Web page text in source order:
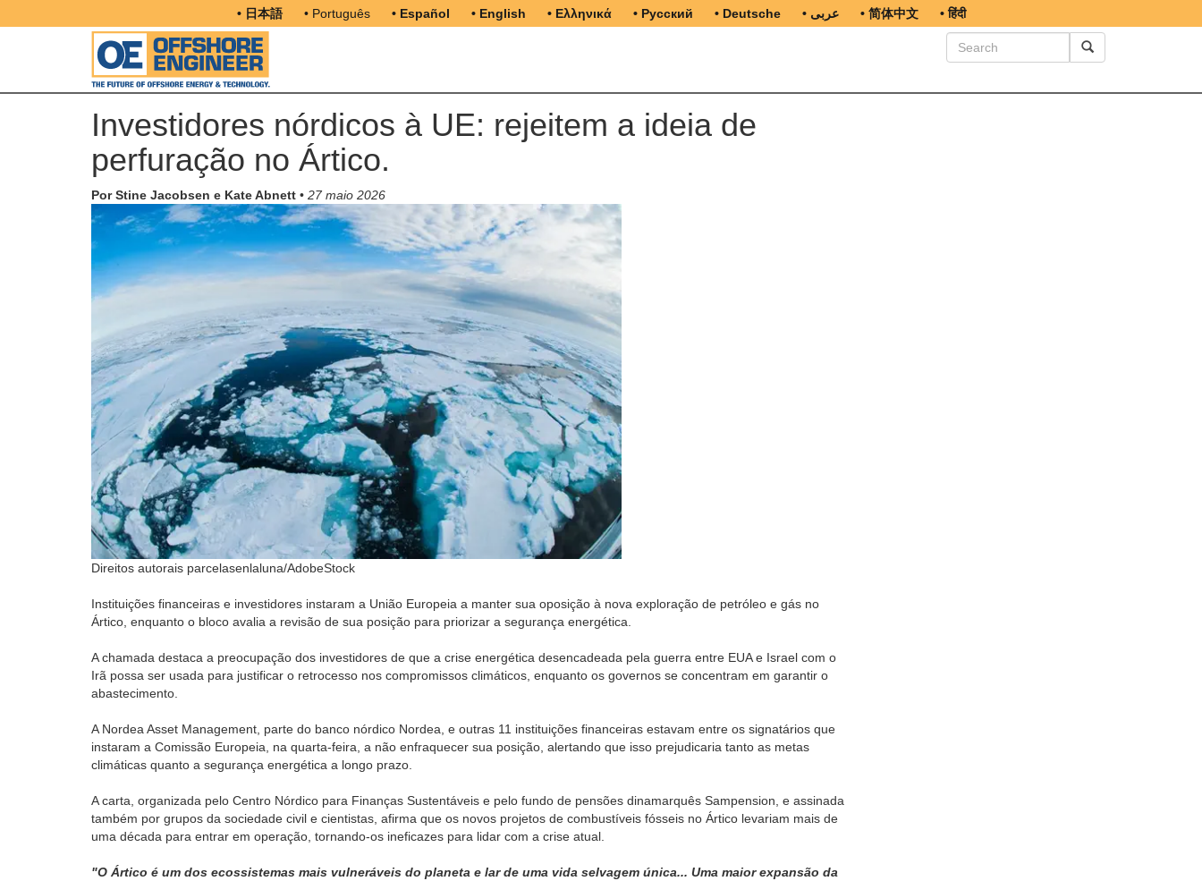
• 日本語 • Português • Español • English • Ελληνικά • Русский • Deutsche • عربى • 简体中文 • हिंदी
Investidores nórdicos à UE: rejeitem a ideia de
perfuração no Ártico.
Por Stine Jacobsen e Kate Abnett • 27 maio 2026
Direitos autorais parcelasenlaluna/AdobeStock
Instituições financeiras e investidores instaram a União Europeia a manter sua oposição à nova exploração de petróleo e gás no
Ártico, enquanto o bloco avalia a revisão de sua posição para priorizar a segurança energética.
A chamada destaca a preocupação dos investidores de que a crise energética desencadeada pela guerra entre EUA e Israel com o
Irã possa ser usada para justificar o retrocesso nos compromissos climáticos, enquanto os governos se concentram em garantir o
abastecimento.
A Nordea Asset Management, parte do banco nórdico Nordea, e outras 11 instituições financeiras estavam entre os signatários que
instaram a Comissão Europeia, na quarta-feira, a não enfraquecer sua posição, alertando que isso prejudicaria tanto as metas
climáticas quanto a segurança energética a longo prazo.
A carta, organizada pelo Centro Nórdico para Finanças Sustentáveis e pelo fundo de pensões dinamarquês Sampension, e assinada
também por grupos da sociedade civil e cientistas, afirma que os novos projetos de combustíveis fósseis no Ártico levariam mais de
uma década para entrar em operação, tornando-os ineficazes para lidar com a crise atual.
"O Ártico é um dos ecossistemas mais vulneráveis do planeta e lar de uma vida selvagem única... Uma maior expansão da